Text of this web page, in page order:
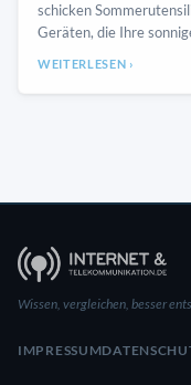
schicken
Geräten, die Ihre
WEITERLESEN ›
Wissen, vergleichen, besser
IMPRESSUM